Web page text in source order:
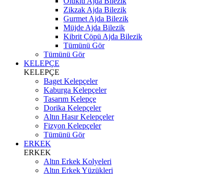
Zikzak Ajda Bilezik
Gurmet Ajda Bilezik
Müjde Ajda Bilezik
Kibrit Çöpü Ajda Bilezik
Tümünü Gör
Tümünü Gör
KELEPÇE
KELEPÇE
Baget Kelepçeler
Kaburga Kelepçeler
Tasarım Kelepçe
Dorika Kelepçeler
Altın Hasır Kelepçeler
Fizyon Kelepçeler
Tümünü Gör
ERKEK
ERKEK
Altın Erkek Kolyeleri
Altın Erkek Yüzükleri